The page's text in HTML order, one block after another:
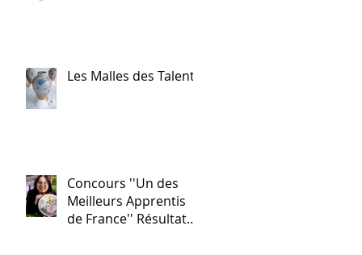
Les Malles des Talents
Concours ''Un des
Meilleurs Apprentis
de France'' Résultats